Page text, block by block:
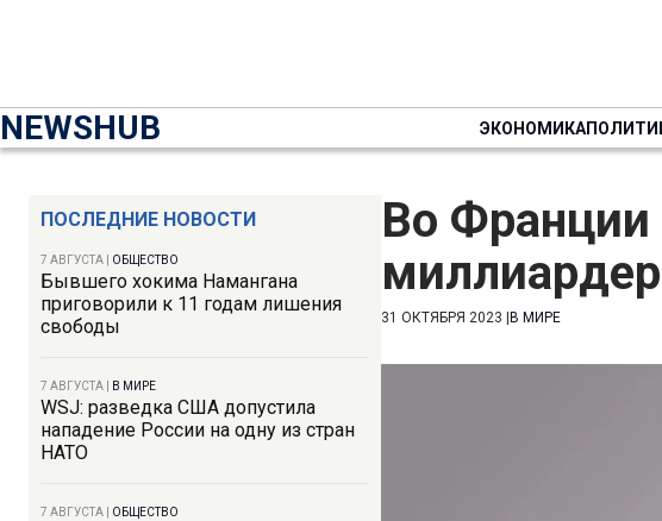
NEWSHUB ЭКОНОМИКА
ПОСЛЕДНИЕ НОВОСТИ
7 АВГУСТА ОБЩЕСТВО
Бывшего хокима Намангана
приговорили к 11 годам лишения
свободы
7 АВГУСТА В МИРЕ
WSJ: разведка США допустила
нападение России на одну из стран
НАТО
7 АВГУСТА ОБЩЕСТВО
Во Франции
31 ОКТЯБРЯ 2023 В МИРЕ